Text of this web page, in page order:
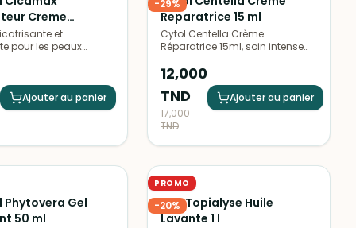
Creme
a l Huile de
30 ml
et
pour les peaux
Hydrate, répare et
irritations. Texture non
rapide.
Ajouter au panier
-29%
Reparatrice 15 ml
Cytol Centella Crème
Réparatrice 15ml, soin intense
abîmée, cicatrices et vergetures.
Idéal pour une peau douce et
revitalisée.
12,000
TND
17,000
TND
Ajouter au panier
Phytovera Gel
50 ml
PROMO
-20%
SVR
SVR Topialyse Huile
Lavante 1 l